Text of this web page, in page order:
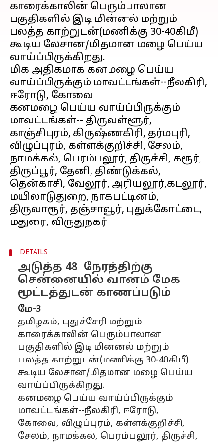
காரைக்காலின் பெரும்பாலான
பகுதிகளில் இடி மின்னல் மற்றும்
பலத்த காற்றுடன்(மணிக்கு 30-40கிமீ)
கூடிய லேசான/மிதமான மழை பெய்ய
வாய்ப்பிருக்கிறது.
மிக அதிகமாக கனமழை பெய்ய
வாய்ப்பிருக்கும் மாவட்டங்கள்--நீலகிரி,
ஈரோடு, கோவை
கனமழை பெய்ய வாய்ப்பிருக்கும்
மாவட்டங்கள்-- திருவள்ளூர்,
காஞ்சிபுரம், கிருஷ்ணகிரி, தர்மபுரி,
விழுப்புரம், கள்ளக்குறிச்சி, சேலம்,
நாமக்கல், பெரம்பலூர், திருச்சி, கரூர்,
திருப்பூர், தேனி, திண்டுக்கல்,
தென்காசி, வேலூர், அரியலூர்,கடலூர்,
மயிலாடுதுறை, நாகபட்டினம்,
திருவாரூர், தஞ்சாவூர், புதுக்கோட்டை,
DETAILS
அடுத்த 48 நேரத்திற்கு
சென்னையில் வானம் மேக
மூட்டத்துடன் காணப்படும்
மே-3
தமிழகம், புதுச்சேரி மற்றும்
காரைக்காலின் பெரும்பாலான
பகுதிகளில் இடி மின்னல் மற்றும்
பலத்த காற்றுடன்(மணிக்கு 30-40கிமீ)
கூடிய லேசான/மிதமான மழை பெய்ய
வாய்ப்பிருக்கிறது.
கனமழை பெய்ய வாய்ப்பிருக்கும்
மாவட்டங்கள்--நீலகிரி, ஈரோடு,
கோவை, விழுப்புரம், கள்ளக்குறிச்சி,
சேலம், நாமக்கல், பெரம்பலூர், திருச்சி,